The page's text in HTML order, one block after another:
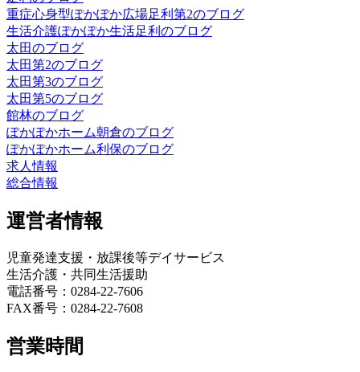
重症心身型ぽかぽか広場足利第2のブログ
生活介護ぽかぽか生活足利のブログ
太田のブログ
太田第2のブログ
太田第3のブログ
太田第5のブログ
館林のブログ
ぽかぽかホーム朝倉のブログ
ぽかぽかホーム利保のブログ
求人情報
総合情報
運営者情報
児童発達支援・放課後等デイサービス
生活介護・共同生活援助
電話番号：0284-22-7606
FAX番号：0284-22-7608
営業時間